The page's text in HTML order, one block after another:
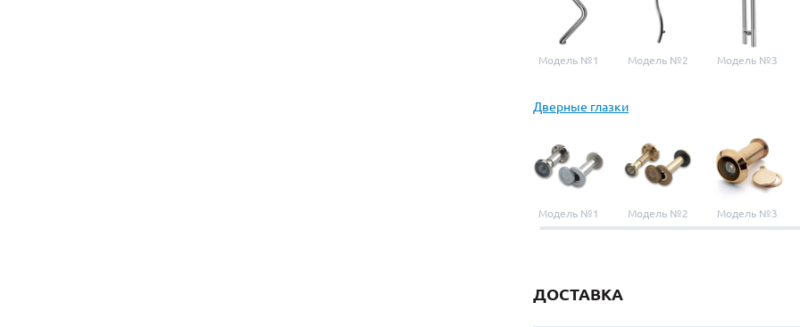
Модель №1 Модель №2 Модель №3
Дверные глазки
Модель №1 Модель №2 Модель №3
ДОСТАВКА